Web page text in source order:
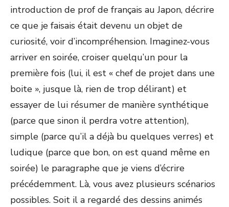
introduction de prof de français au Japon, décrire
ce que je faisais était devenu un objet de
curiosité, voir d’incompréhension. Imaginez-vous
arriver en soirée, croiser quelqu’un pour la
première fois (lui, il est « chef de projet dans une
boite », jusque là, rien de trop délirant) et
essayer de lui résumer de manière synthétique
(parce que sinon il perdra votre attention),
simple (parce qu’il a déjà bu quelques verres) et
ludique (parce que bon, on est quand même en
soirée) le paragraphe que je viens d’écrire
précédemment. Là, vous avez plusieurs scénarios
possibles. Soit il a regardé des dessins animés